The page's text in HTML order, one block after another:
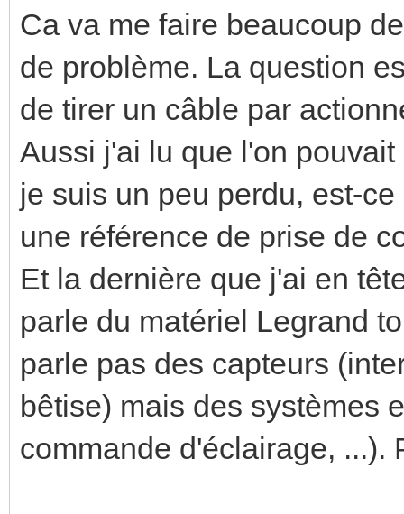
Ca va me faire beaucoup
de problème. La question
de tirer un câble par
Aussi j'ai lu que l'on
je suis un peu perdu, est-
une référence de prise de
Et la dernière que j'ai en
parle du matériel Legrand
parle pas des capteurs
bêtise) mais des systèmes
commande d'éclairage, ...).